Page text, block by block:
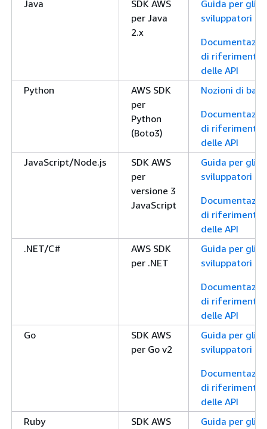
Java
SDK AWS
per Java
2.x
Guida per gli
sviluppatori
di riferimento
delle API
Python
AWS SDK
per
Python
(Boto3)
Nozioni di base
di riferimento
delle API
JavaScript/Node.js
SDK AWS
per
versione 3
JavaScript
Guida per gli
sviluppatori
di riferimento
delle API
.NET/C#
AWS SDK
per .NET
Guida per gli
sviluppatori
di riferimento
delle API
Go
SDK AWS
per Go v2
Guida per gli
sviluppatori
di riferimento
delle API
Ruby
SDK AWS
Guida per gli